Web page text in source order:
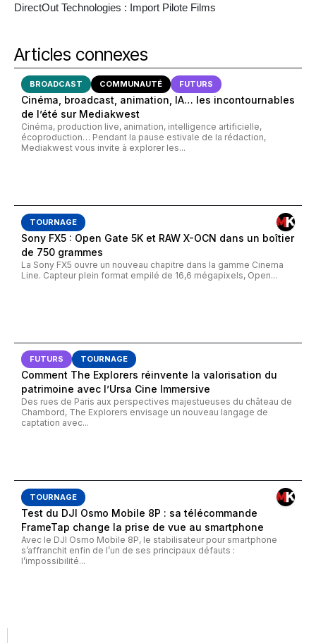
DirectOut Technologies : Import Pilote Films
Articles connexes
BROADCAST COMMUNAUTÉ FUTURS
Cinéma, broadcast, animation, IA… les incontournables
de l’été sur Mediakwest
Cinéma, production live, animation, intelligence artificielle,
écoproduction… Pendant la pause estivale de la rédaction,
Mediakwest vous invite à explorer les...
TOURNAGE
Sony FX5 : Open Gate 5K et RAW X-OCN dans un boîtier
de 750 grammes
La Sony FX5 ouvre un nouveau chapitre dans la gamme Cinema
Line. Capteur plein format empilé de 16,6 mégapixels, Open...
FUTURS TOURNAGE
Comment The Explorers réinvente la valorisation du
patrimoine avec l’Ursa Cine Immersive
Des rues de Paris aux perspectives majestueuses du château de
Chambord, The Explorers envisage un nouveau langage de
captation avec...
TOURNAGE
Test du DJI Osmo Mobile 8P : sa télécommande
FrameTap change la prise de vue au smartphone
Avec le DJI Osmo Mobile 8P, le stabilisateur pour smartphone
s’affranchit enfin de l’un de ses principaux défauts :
l’impossibilité...